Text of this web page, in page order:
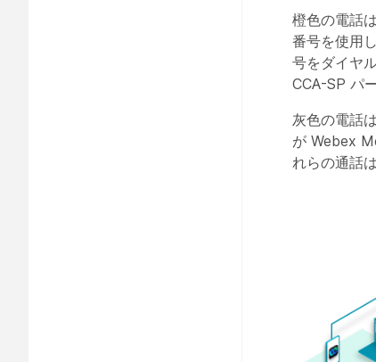
橙色の電話
番号を使用
号をダイヤ
CCA-SP パ
灰色の電話
が Webex
れらの通話